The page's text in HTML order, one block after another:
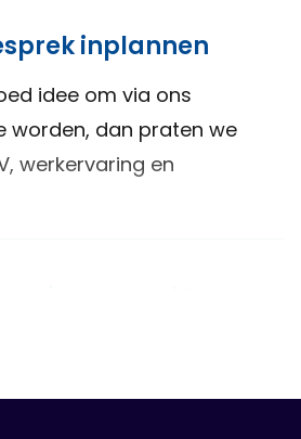
inplannen
idee om via ons
worden, dan praten we
werkervaring en